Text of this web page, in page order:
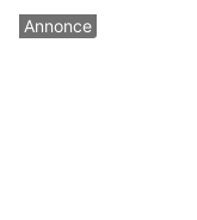
Annonce